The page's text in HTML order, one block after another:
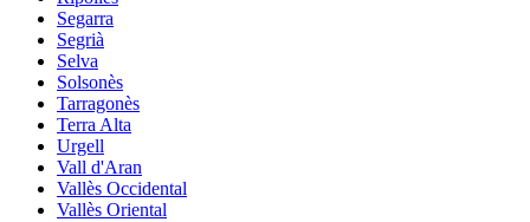
Segarra
Segrià
Selva
Solsonès
Tarragonès
Terra Alta
Urgell
Vall d'Aran
Vallès Occidental
Vallès Oriental